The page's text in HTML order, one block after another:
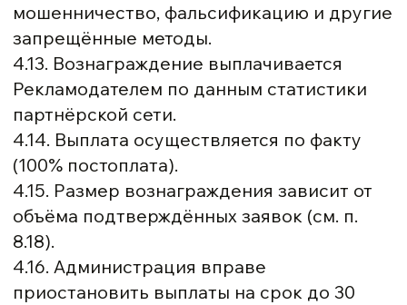
мошенничество, фальсификацию и другие
запрещённые методы.
4.13. Вознаграждение выплачивается
Рекламодателем по данным статистики
партнёрской сети.
4.14. Выплата осуществляется по факту
(100% постоплата).
4.15. Размер вознаграждения зависит от
объёма подтверждённых заявок (см. п.
8.18).
4.16. Администрация вправе
приостановить выплаты на срок до 30